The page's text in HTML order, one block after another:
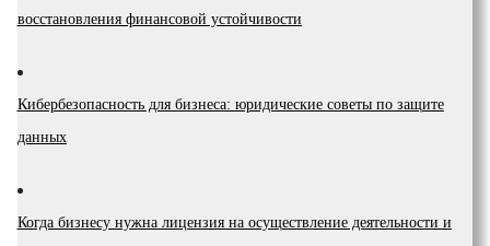
восстановления финансовой устойчивости
Кибербезопасность для бизнеса: юридические советы по защите
данных
Когда бизнесу нужна лицензия на осуществление деятельности и